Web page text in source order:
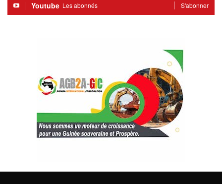
Youtube Les abonnés S'abonner